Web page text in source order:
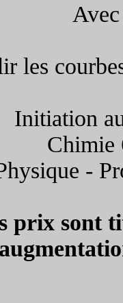
les
Initiation
Chimie
-
prix sont